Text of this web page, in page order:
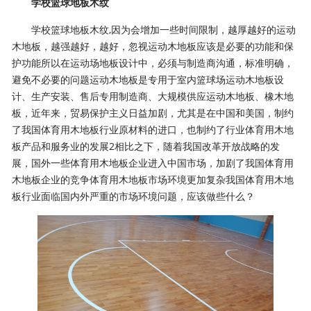
学校篮球地板木纹,因为会增加一些时间限制，越厚越好的运动
木地板，越强越好，越好，忽视运动木地板应该是必要的功能和保
护功能所以在运动场地板设计中，必须与制造商沟通，标准明确，
避免不必要的问题运动木地板是专用于室内篮球场运动木地板设
计、生产安装、售后专用制造商、大规模供应运动木地板、橡木地
板，近年来，贸易保护主义日益加剧，尤其是在中国和美国，制约
了我国体育用木地板行业原材料的进口，也制约了行业体育用木地
板产品和服务业的发展2相比之下，随着我国改革开放战略的发
展，国外一些体育用木地板企业进入中国市场，加剧了我国体育用
木地板企业的竞争体育用木地板市场环境更加复杂我国体育用木地
板行业面临国内外严重的市场环境问题，应该做些什么？